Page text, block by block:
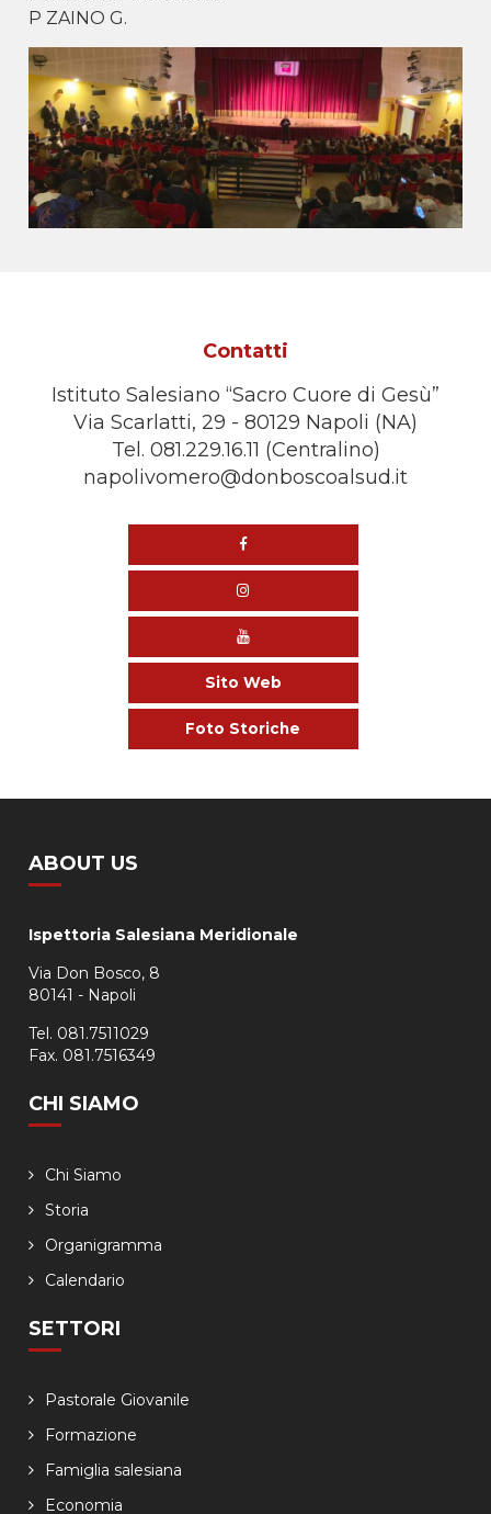
P ZAINO G.
Contatti
Istituto Salesiano “Sacro Cuore di Gesù”
Via Scarlatti, 29 - 80129 Napoli (NA)
Tel. 081.229.16.11 (Centralino)
napolivomero@donboscoalsud.it
Sito Web
Foto Storiche
ABOUT US
Ispettoria Salesiana Meridionale
Via Don Bosco, 8
80141 - Napoli
Tel. 081.7511029
Fax. 081.7516349
CHI SIAMO
Chi Siamo
Storia
Organigramma
Calendario
SETTORI
Pastorale Giovanile
Formazione
Famiglia salesiana
Economia